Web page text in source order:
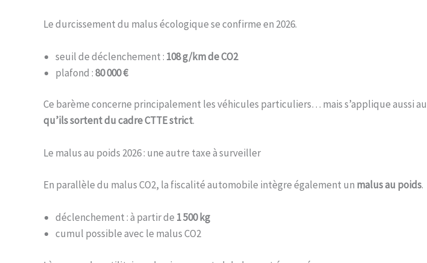
Le durcissement du malus écologique se confirme en 2026.
seuil de déclenchement : 108 g/km de CO2
plafond :80 000 €
Ce barème concerne principalement les véhicules particuliers… mais s’applique aussi
qu’ils sortent du cadre CTTE strict.
Le malus au poids 2026 : une autre taxe à surveiller
En parallèle du malus CO2, la fiscalité automobile intègre également un malus au poids.
déclenchement : à partir de 1 500 kg
cumul possible avec le malus CO2